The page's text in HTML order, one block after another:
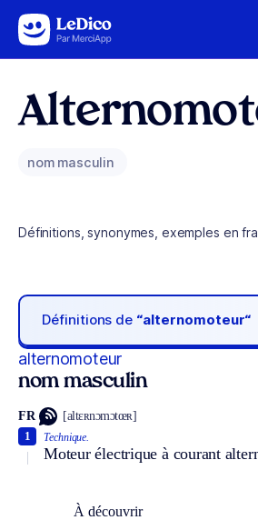
Aller au contenu
nom masculin
Définitions, synonymes, exemples en
Définitions de “alternomoteur“
alternomoteur
nom masculin
FR [altɛʀnɔmɔtœʀ]
Technique.
Moteur électrique à courant
1
À découvrir